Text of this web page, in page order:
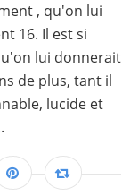
, qu'on lui
16. Il est si
lui donnerait
de plus, tant il
lucide et